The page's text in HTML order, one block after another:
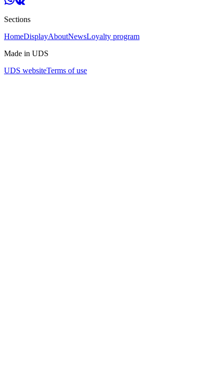
Sections
HomeDisplayAboutNewsLoyalty program
Made in UDS
UDS websiteTerms of use